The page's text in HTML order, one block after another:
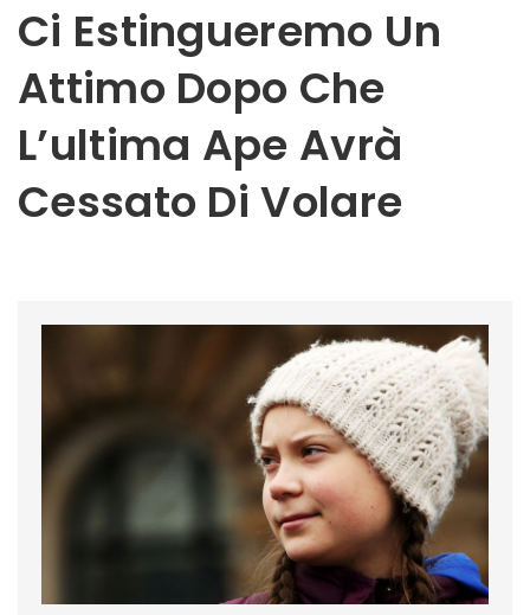
Ci Estingueremo Un
Attimo Dopo Che
L’ultima Ape Avrà
Cessato Di Volare